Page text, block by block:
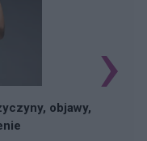
objawy,
›